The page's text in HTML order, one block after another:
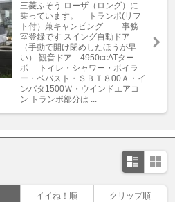
三菱ふそう ローザ（ロング）に
乗っています。 トランポ(リフ
ト付）兼キャンピング 事務
室登録です スイング自動ドア
（手動で開け閉めしたほうが早
い） 観音ドア 4950ccATター
ボ トイレ・シャワー・ボイラ
ー・ベバスト・ＳＢＴ８00Ａ・イ
ンバタ1500Ｗ・ウインドエアコ
ン トランポ部分は ...
イイね！順 クリップ順